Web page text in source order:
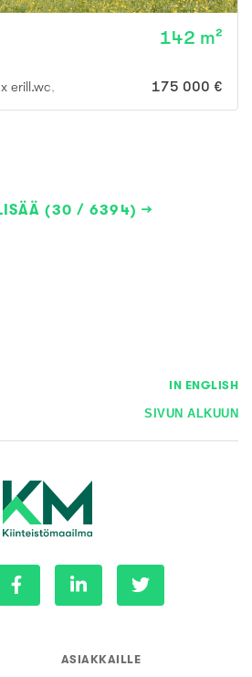
142 m²
erill.wc, vh, lasikuisti, ter., parv.
175 000 €
(30 / 6394)
IN ENGLISH
SIVUN ALKUUN
ASIAKKAILLE